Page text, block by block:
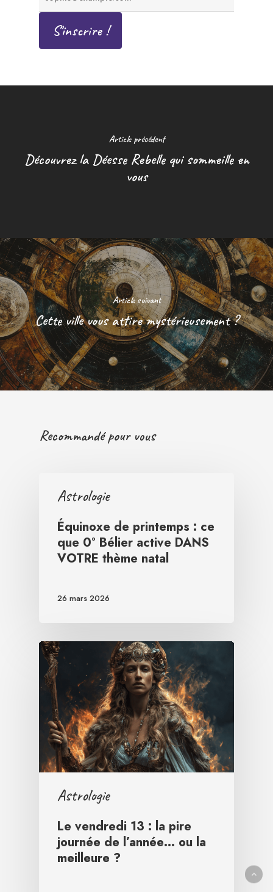
Article précédent
Découvrez la Déesse Rebelle qui sommeille en
vous
Article suivant
Cette ville vous attire mystérieusement ?
Recommandé pour vous
Astrologie
Équinoxe de printemps : ce
que 0° Bélier active DANS
VOTRE thème natal
26 mars 2026
Astrologie
Le vendredi 13 : la pire
journée de l’année… ou la
meilleure ?